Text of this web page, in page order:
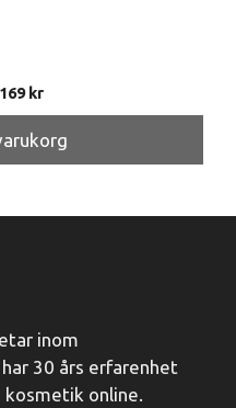
Det
169krDet
nuvarande
priset
är:
inom
30 års erfarenhet
online.